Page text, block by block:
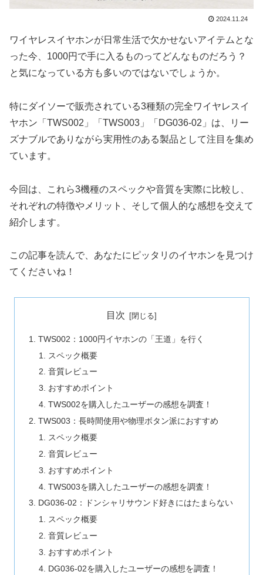
2024.11.24
ワイヤレスイヤホンが日常生活で欠かせないアイテムとな
った今、1000円で手に入るものってどんなものだろう？
と気になっている方も多いのではないでしょうか。
特にダイソーで販売されている3種類の完全ワイヤレスイ
ヤホン「TWS002」「TWS003」「DG036-02」は、リー
ズナブルでありながら実用性のある製品として注目を集め
ています。
今回は、これら3機種のスペックや音質を実際に比較し、
それぞれの特徴やメリット、そして個人的な感想を交えて
紹介します。
この記事を読んで、あなたにピッタリのイヤホンを見つけ
てくださいね！
目次
TWS002：1000円イヤホンの「王道」を行く
スペック概要
音質レビュー
おすすめポイント
TWS002を購入したユーザーの感想を調査！
TWS003：長時間使用や物理ボタン派におすすめ
スペック概要
音質レビュー
おすすめポイント
TWS003を購入したユーザーの感想を調査！
DG036-02：ドンシャリサウンド好きにはたまらない
スペック概要
音質レビュー
おすすめポイント
DG036-02を購入したユーザーの感想を調査！